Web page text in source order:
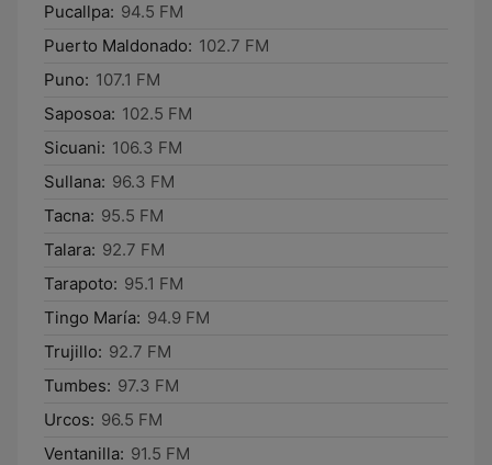
Pucallpa: 94.5 FM
Puerto Maldonado: 102.7 FM
Puno: 107.1 FM
Saposoa: 102.5 FM
Sicuani: 106.3 FM
Sullana: 96.3 FM
Tacna: 95.5 FM
Talara: 92.7 FM
Tarapoto: 95.1 FM
Tingo María: 94.9 FM
Trujillo: 92.7 FM
Tumbes: 97.3 FM
Urcos: 96.5 FM
Ventanilla: 91.5 FM